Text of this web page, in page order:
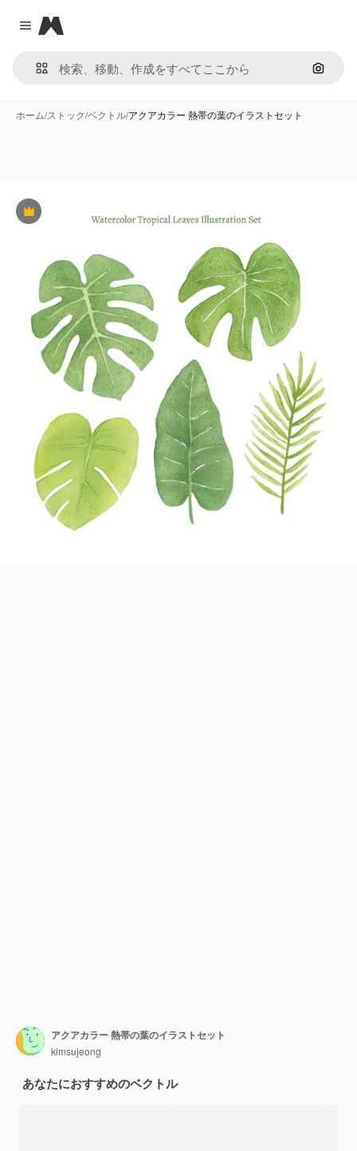
Close menu
Magnific
画像で
ホーム/ストック/ベクトル/アクアカラー 熱帯の葉のイラストセット
Premium
アクアカラー 熱帯の葉のイラストセット
kimsujeong
あなたにおすすめのベクトル